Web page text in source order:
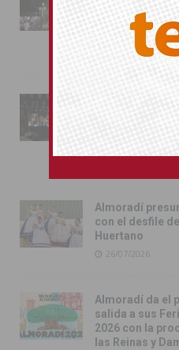
Almoradí con la
de los cargos
toma del castillo
31/07/2026
Pilar de la
conmemora
40º aniversario
independencia
Almoradí
con el desfile
Huertano
26/07/2026
Almoradí da el
salida a sus
2026 con la
las Reinas y